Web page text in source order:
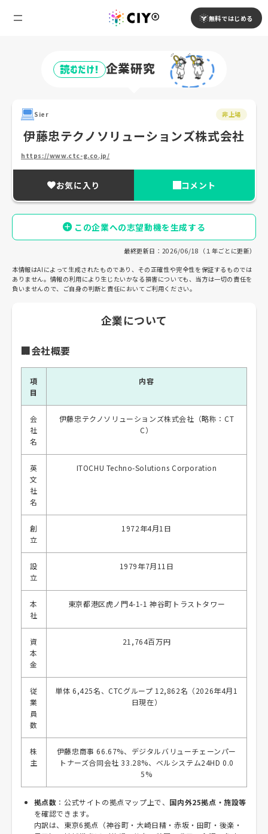
無料ではじめる
読むだけ! 企業研究
Sier 非上場
伊藤忠テクノソリューションズ株式会社
https://www.ctc-g.co.jp/
お気に入り コメント
この企業への志望動機を生成する
最終更新日：2026/06/18（１年ごとに更新）
本情報はAIによって生成されたものであり、その正確性や完全性を保証するものでは
ありません。情報の利用により生じたいかなる損害についても、当方は一切の責任を
負いませんので、ご自身の判断と責任においてご利用ください。
企業について
🏢会社概要
項
目
内容
会
社
名
伊藤忠テクノソリューションズ株式会社（略称：CT
C）
英
文
社
名
ITOCHU Techno-Solutions Corporation
創
立
1972年4月1日
設
立
1979年7月11日
本
社
東京都港区虎ノ門4-1-1 神谷町トラストタワー
資
本
金
21,764百万円
従
業
員
数
単体 6,425名、CTCグループ 12,862名（2026年4月1
日現在）
株
主
伊藤忠商事 66.67%、デジタルバリューチェーンパー
トナーズ合同会社 33.28%、ベルシステム24HD 0.0
5%
拠点数 ：公式サイトの拠点マップ上で、 国内外25拠点・施設等
を確認できます。
内訳は、東京6拠点（神谷町・大崎日精・赤坂・田町・後楽・